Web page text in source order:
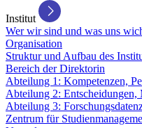
Institut
Wer wir sind und was uns
Organisation
Struktur und Aufbau des
Bereich der Direktorin
Abteilung 1: Kompetenzen,
Abteilung 2: Entscheidungen,
Abteilung 3:
Zentrum für